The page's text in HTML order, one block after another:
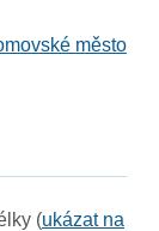
město
(ukázat na